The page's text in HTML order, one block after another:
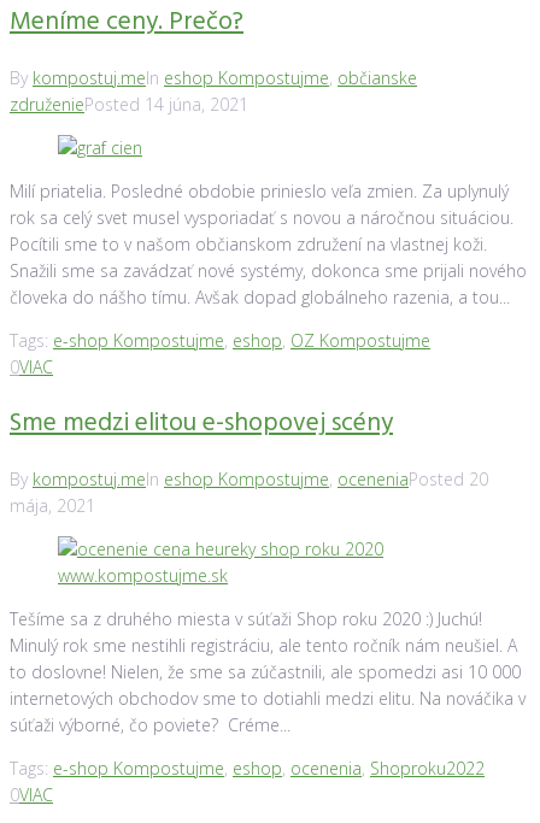
Meníme ceny. Prečo?
By kompostuj.meIn eshop Kompostujme, občianske
združeniePosted 14 júna, 2021
Milí priatelia. Posledné obdobie prinieslo veľa zmien. Za uplynulý
rok sa celý svet musel vysporiadať s novou a náročnou situáciou.
Pocítili sme to v našom občianskom združení na vlastnej koži.
Snažili sme sa zavádzať nové systémy, dokonca sme prijali nového
človeka do nášho tímu. Avšak dopad globálneho razenia, a tou...
Tags: e-shop Kompostujme, eshop, OZ Kompostujme
0VIAC
Sme medzi elitou e-shopovej scény
By kompostuj.meIn eshop Kompostujme, oceneniaPosted 20
mája, 2021
Tešíme sa z druhého miesta v súťaži Shop roku 2020 :) Juchú!
Minulý rok sme nestihli registráciu, ale tento ročník nám neušiel. A
to doslovne! Nielen, že sme sa zúčastnili, ale spomedzi asi 10 000
internetových obchodov sme to dotiahli medzi elitu. Na nováčika v
súťaži výborné, čo poviete? Créme...
Tags: e-shop Kompostujme, eshop, ocenenia, Shoproku2022
0VIAC